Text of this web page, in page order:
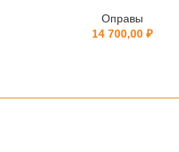
Оправы
14 700,00 ₽